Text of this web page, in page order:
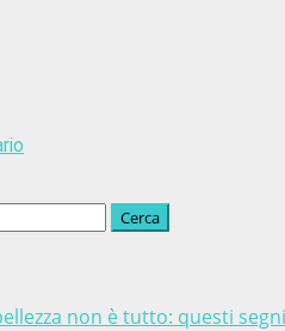
non è tutto: questi